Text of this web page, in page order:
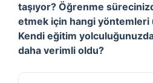
taşıyor? Öğrenme
etmek için hangi
Kendi eğitim
daha verimli oldu?